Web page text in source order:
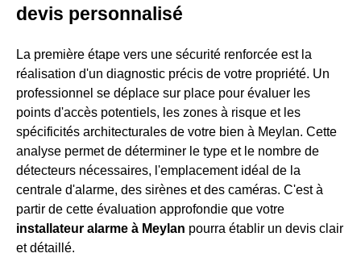
devis personnalisé
La première étape vers une sécurité renforcée est la
réalisation d'un diagnostic précis de votre propriété. Un
professionnel se déplace sur place pour évaluer les
points d'accès potentiels, les zones à risque et les
spécificités architecturales de votre bien à Meylan. Cette
analyse permet de déterminer le type et le nombre de
détecteurs nécessaires, l'emplacement idéal de la
centrale d'alarme, des sirènes et des caméras. C'est à
partir de cette évaluation approfondie que votre
installateur alarme à Meylan pourra établir un devis clair
et détaillé.